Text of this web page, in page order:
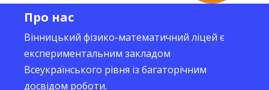
Про нас
Вінницький фізико-математичний ліцей є
експериментальним закладом
Всеукраїнського рівня із багаторічним
досвідом роботи.